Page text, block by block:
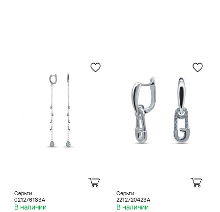
Серьги
021276183A
В наличии
Серьги
2212720423A
В наличии